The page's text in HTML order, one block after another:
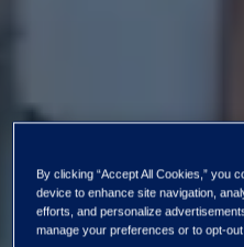
By clicking “Accept All Cookies,” you
device to enhance site navigation,
efforts, and personalize
manage your preferences or to opt-